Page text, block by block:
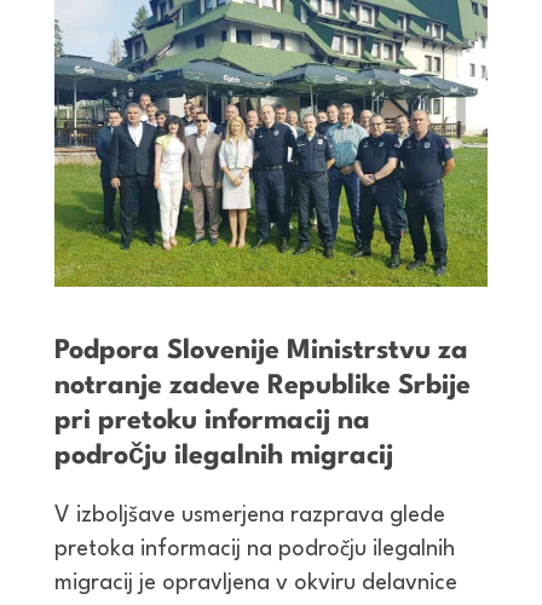
Podpora Slovenije Ministrstvu za
notranje zadeve Republike Srbije
pri pretoku informacij na
področju ilegalnih migracij
V izboljšave usmerjena razprava glede
pretoka informacij na področju ilegalnih
migracij je opravljena v okviru delavnice